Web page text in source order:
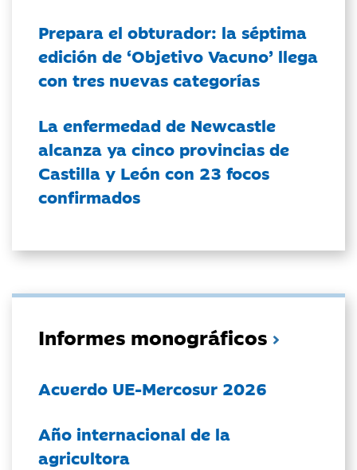
Prepara el obturador: la séptima
edición de ‘Objetivo Vacuno’ llega
con tres nuevas categorías
La enfermedad de Newcastle
alcanza ya cinco provincias de
Castilla y León con 23 focos
confirmados
Informes monográficos
Acuerdo UE-Mercosur 2026
Año internacional de la
agricultora